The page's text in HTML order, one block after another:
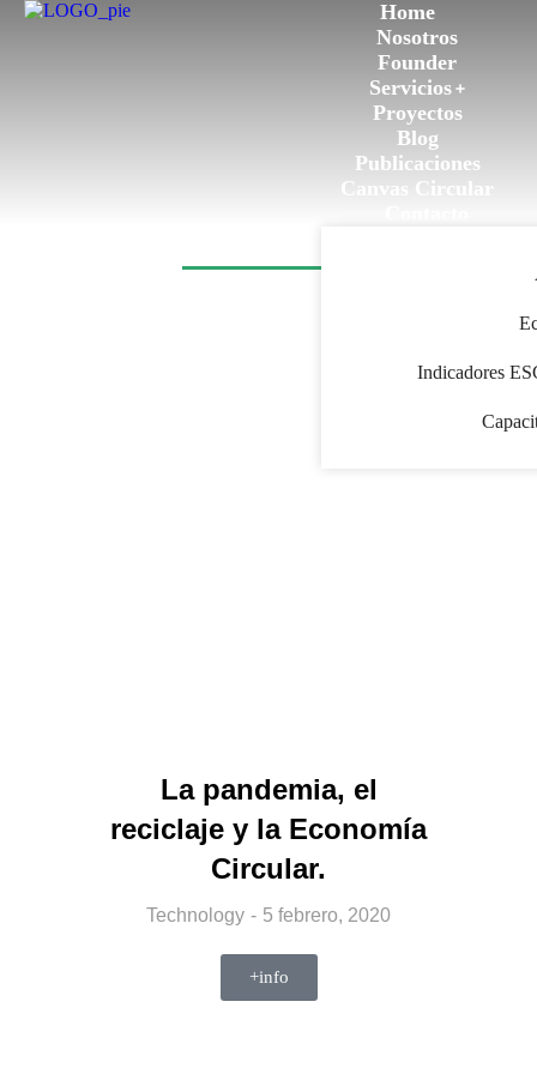
Home
Nosotros
Founder
Servicios
Indicadores
Proyectos
Blog
Publicaciones
Canvas Circular
La pandemia, el
reciclaje y la Economía
Circular.
Technology 5 febrero, 2020
+info